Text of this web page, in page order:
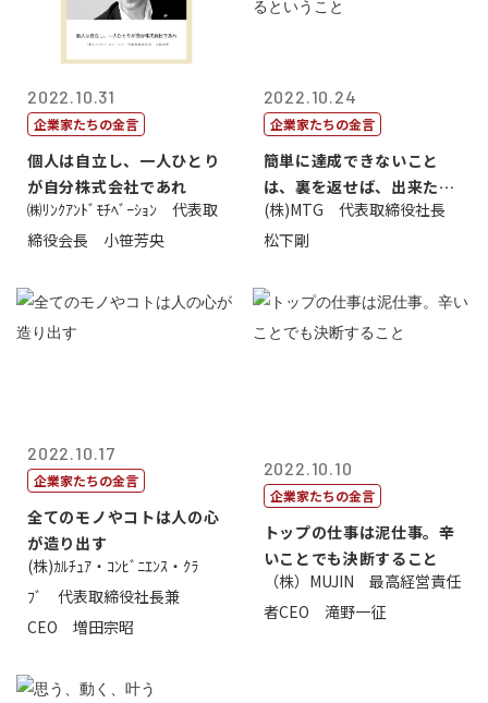
2022.10.31
企業家たちの金言
個人は自立し、一人ひとり
が自分株式会社であれ
㈱ﾘﾝｸｱﾝﾄﾞﾓﾁﾍﾞｰｼｮﾝ 代表取
締役会長 小笹芳央
2022.10.24
企業家たちの金言
簡単に達成できないこと
は、裏を返せば、出来たら
価値があるとい...
(株)MTG 代表取締役社長
松下剛
2022.10.17
企業家たちの金言
全てのモノやコトは人の心
が造り出す
(株)ｶﾙﾁｭｱ・ｺﾝﾋﾞﾆｴﾝｽ・ｸﾗ
ﾌﾞ 代表取締役社長兼
CEO 増田宗昭
2022.10.10
企業家たちの金言
トップの仕事は泥仕事。辛
いことでも決断すること
（株）MUJIN 最高経営責任
者CEO 滝野一征